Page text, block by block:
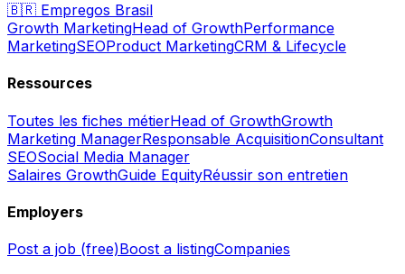
🇧🇷 Empregos Brasil
Growth MarketingHead of GrowthPerformance
MarketingSEOProduct MarketingCRM & Lifecycle
Ressources
Toutes les fiches métierHead of GrowthGrowth
Marketing ManagerResponsable AcquisitionConsultant
SEOSocial Media Manager
Salaires GrowthGuide EquityRéussir son entretien
Employers
Post a job (free)Boost a listingCompanies